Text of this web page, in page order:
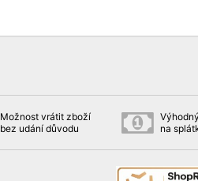
Možnost vrátit zboží
bez udání důvodu
na